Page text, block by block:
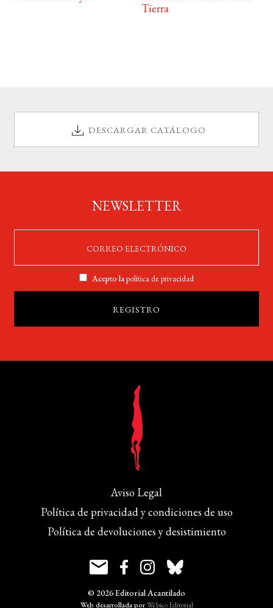
Tierra
DESCARGAR CATÁLOGO
NEWSLETTER
Acepto lapolítica de privacidad
Aviso Legal
Política de privacidad y condiciones de uso
Política de devoluciones y desistimiento
© 2026 Editorial Acantilado
Web desarrollada porWébico Editorial